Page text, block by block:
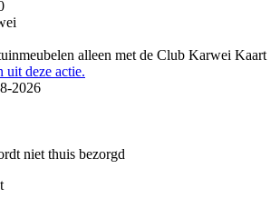
alleen met de Club Karwei Kaart
uit deze actie.
2026
niet thuis bezorgd